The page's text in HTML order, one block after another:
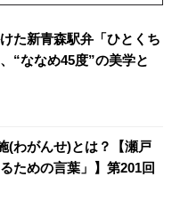
た新青森駅弁「ひとくち
“ななめ45度”の美学と
(わがんせ)とは？【瀬戸
ための言葉」】第201回